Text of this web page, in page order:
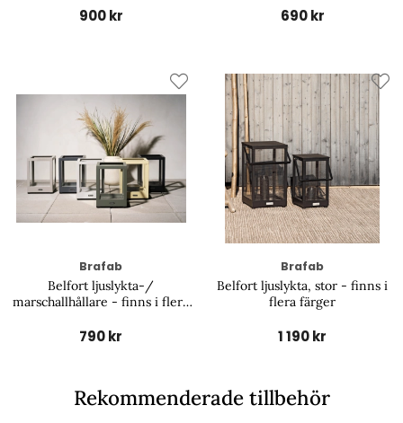
900 kr 690 kr
Brafab
Belfort ljuslykta-/
marschallhållare - finns i flera
790 kr
Brafab
Belfort ljuslykta, stor - finns i
flera färger
1 190 kr
Rekommenderade tillbehör